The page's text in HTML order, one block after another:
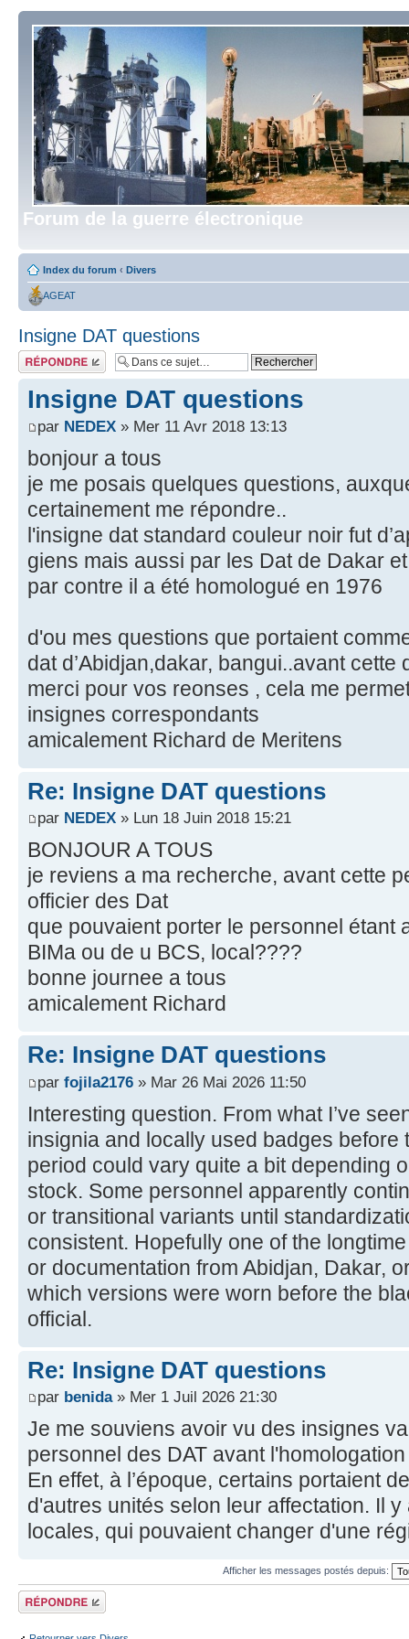
Forum de la guerre électronique
Index du forum ‹ Divers
AGEAT
Insigne DAT questions
Répondre
Insigne DAT questions
par NEDEX » Mer 11 Avr 2018 13:13
bonjour a tous
je me posais quelques questions,
certainement me répondre..
l'insigne dat standard couleur noir fut
giens mais aussi par les Dat de Dakar
par contre il a été homologué en 1976
d'ou mes questions que portaient
dat d’Abidjan,dakar, bangui..avant cette
merci pour vos reonses , cela me
insignes correspondants
amicalement Richard de Meritens
Re: Insigne DAT questions
par NEDEX » Lun 18 Juin 2018 15:21
BONJOUR A TOUS
je reviens a ma recherche, avant cette
officier des Dat
que pouvaient porter le personnel étant
BIMa ou de u BCS, local????
bonne journee a tous
amicalement Richard
Re: Insigne DAT questions
par fojila2176 » Mar 26 Mai 2026 11:50
Interesting question. From what I’ve
insignia and locally used badges before
period could vary quite a bit depending
stock. Some personnel apparently
or transitional variants until
consistent. Hopefully one of the
or documentation from Abidjan, Dakar,
which versions were worn before the
official.
Re: Insigne DAT questions
par benida» Mer 1 Juil 2026 21:30
Je me souviens avoir vu des insignes
personnel des DAT avant
En effet, à l’époque, certains portaient
d'autres unités selon leur affectation. Il
locales, qui pouvaient changer d'une
Afficher les messages postés depuis:
Répondre